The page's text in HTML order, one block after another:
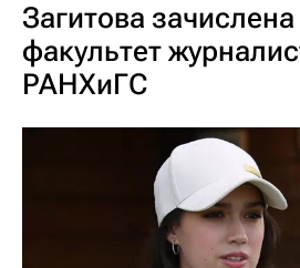
Загитова зачислена
факультет
РАНХиГС